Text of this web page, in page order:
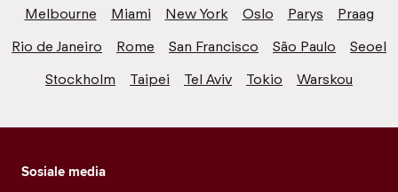
Melbourne
Miami New York Oslo Parys
Praag
Rio de Janeiro
Rome San Francisco São Paulo
Seoel
Stockholm
Taipei Tel Aviv Tokio Warskou
Sosiale media